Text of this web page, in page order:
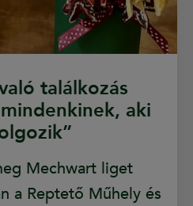
találkozás
aki
Mechwart liget
a Reptető Műhely és